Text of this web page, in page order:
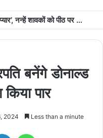
बारनवापारा अभ्यारण्य में दिखा ‘मां का प्यार’, नन्हें शावकों को पीठ पर बैठाकर घूमती दिखी मादा भालू
बनेंगे डोनाल्ड
पार
2024 Less than a minute
LinkedIn